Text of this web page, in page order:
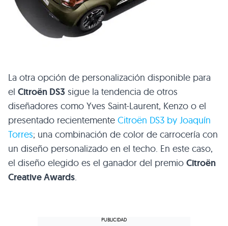
La otra opción de personalización disponible para
el Citroën DS3 sigue la tendencia de otros
diseñadores como Yves Saint-Laurent, Kenzo o el
presentado recientemente Citroën DS3 by Joaquín
Torres; una combinación de color de carrocería con
un diseño personalizado en el techo. En este caso,
el diseño elegido es el ganador del premio Citroën
Creative Awards.